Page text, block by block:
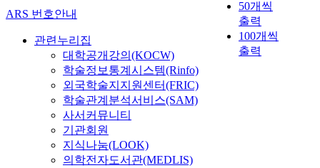
50개씩
출력
100개씩
출력
ARS 번호안내
관련누리집
대학공개강의(KOCW)
학술정보통계시스템(Rinfo)
외국학술지지원센터(FRIC)
학술관계분석서비스(SAM)
사서커뮤니티
기관회원
지식나눔(LOOK)
의학전자도서관(MEDLIS)